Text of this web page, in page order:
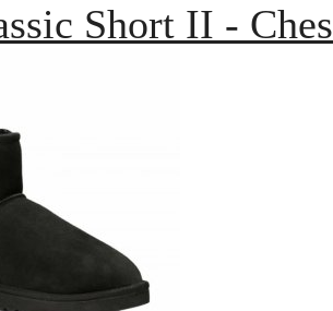
Short II -